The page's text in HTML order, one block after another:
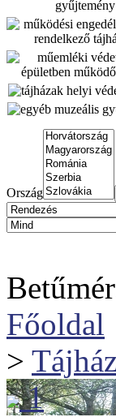
Ország
Főoldal
>
1